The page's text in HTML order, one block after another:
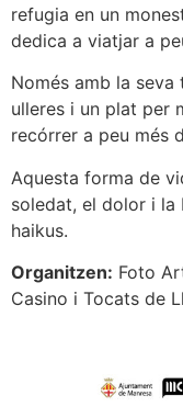
refugia en un
dedica a viatjar a
Només amb la
ulleres i un plat per
recórrer a peu més
Aquesta forma de
soledat, el dolor i la
haikus.
Organitzen: Foto
Casino i Tocats de